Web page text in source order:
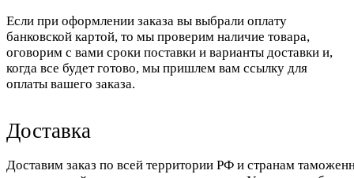
Если при оформлении заказа вы выбрали оплату
банковской картой, то мы проверим наличие товара,
оговорим с вами сроки поставки и варианты доставки и,
когда все будет готово, мы пришлем вам ссылку для
оплаты вашего заказа.
Доставка
Доставим заказ по всей территории РФ и странам